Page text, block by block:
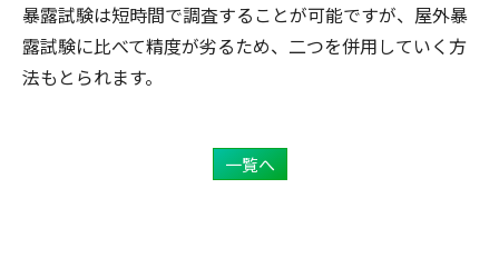
暴露試験は短時間で調査することが可能ですが、屋外暴
露試験に比べて精度が劣るため、二つを併用していく方
法もとられます。
一覧へ